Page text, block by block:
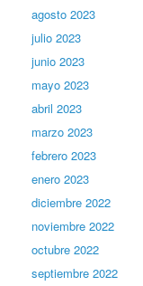
agosto 2023
julio 2023
junio 2023
mayo 2023
abril 2023
marzo 2023
febrero 2023
enero 2023
diciembre 2022
noviembre 2022
octubre 2022
septiembre 2022